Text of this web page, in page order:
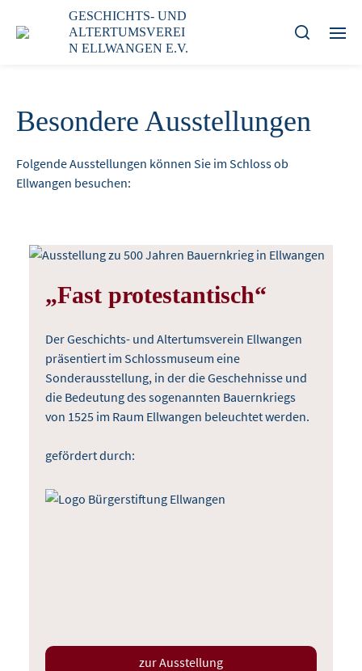
GESCHICHTS- UND
ALTERTUMSVEREI
N ELLWANGEN E.V.
Besondere Ausstellungen
Folgende Ausstellungen können Sie im Schloss ob
Ellwangen besuchen:
„Fast protestantisch“
Der Geschichts- und Altertumsverein Ellwangen
präsentiert im Schlossmuseum eine
Sonderausstellung, in der die Geschehnisse und
die Bedeutung des sogenannten Bauernkriegs
von 1525 im Raum Ellwangen beleuchtet werden.
gefördert durch:
zur Ausstellung